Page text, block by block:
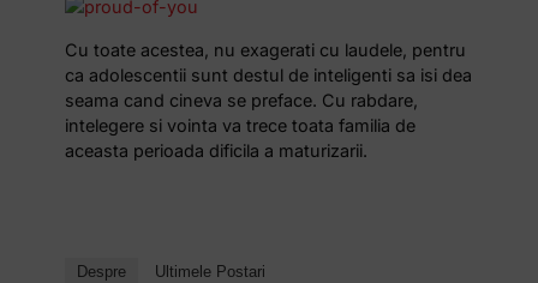
Cu toate acestea, nu exagerati cu laudele, pentru
ca adolescentii sunt destul de inteligenti sa isi dea
seama cand cineva se preface. Cu rabdare,
intelegere si vointa va trece toata familia de
aceasta perioada dificila a maturizarii.
Despre Ultimele Postari